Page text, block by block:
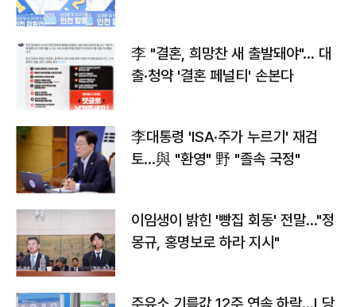
李 "결혼, 희망찬 새 출발돼야"… 대
출·청약 '결혼 페널티' 손본다
李대통령 'ISA·주가 누르기' 재검
토…與 "환영" 野 "졸속 국정"
이임생이 밝힌 '빵집 회동' 전말…"정
몽규, 홍명보로 하라 지시"